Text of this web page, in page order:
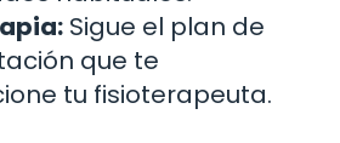
Sigue el plan de
que te
tu fisioterapeuta.